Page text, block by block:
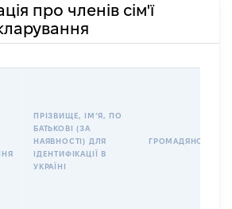
про членів сім'ї
ПРІЗВИЩЕ, ІМʼЯ, ПО
БАТЬКОВІ (ЗА
НАЯВНОСТІ) ДЛЯ
ІДЕНТИФІКАЦІЇ В
УКРАЇНІ
ГРОМАДЯНСТВО